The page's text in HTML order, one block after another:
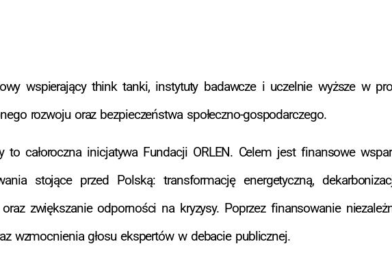
wspierający think tanki, instytuty badawcze i uczelnie wyższe w
rozwoju oraz bezpieczeństwa społeczno-gospodarczego.
to całoroczna inicjatywa Fundacji ORLEN. Celem jest finansowe
stojące przed Polską: transformację energetyczną,
oraz zwiększanie odporności na kryzysy. Poprzez finansowanie
wzmocnienia głosu ekspertów w debacie publicznej.